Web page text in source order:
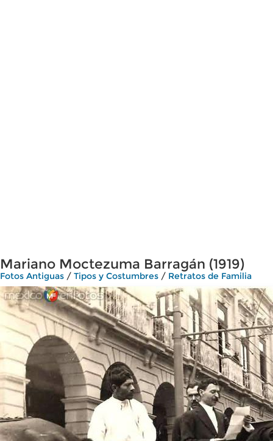
Mariano Moctezuma Barragán (1919)
Fotos Antiguas / Tipos y Costumbres / Retratos de Familia